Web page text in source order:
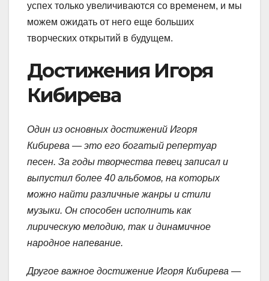
успех только увеличиваются со временем, и мы
можем ожидать от него еще больших
творческих открытий в будущем.
Достижения Игоря
Кибирева
Один из основных достижений Игоря
Кибирева — это его богатый репертуар
песен. За годы творчества певец записал и
выпустил более 40 альбомов, на которых
можно найти различные жанры и стили
музыки. Он способен исполнить как
лирическую мелодию, так и динамичное
народное напевание.
Другое важное достижение Игоря Кибирева —